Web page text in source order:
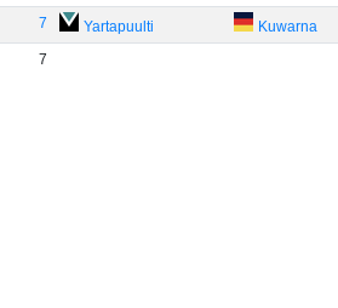
7 Yartapuulti Kuwarna
7